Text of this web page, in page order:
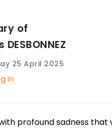
of
DESBONNEZ
25 April 2025
in
profound sadness that